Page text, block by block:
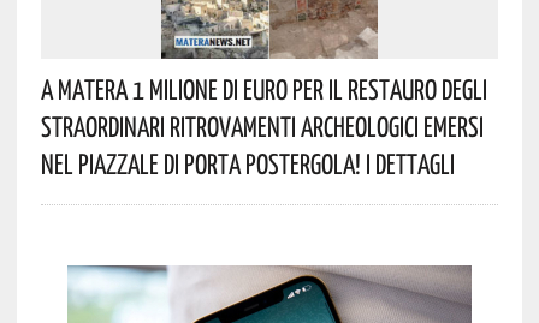
A Matera 1 Milione Di Euro Per Il Restauro Degli
Straordinari Ritrovamenti Archeologici Emersi
Nel Piazzale Di Porta Postergola! I Dettagli